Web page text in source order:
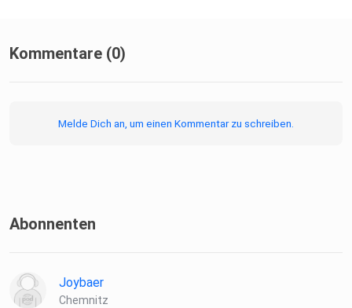
Kommentare (0)
Melde Dich an, um einen Kommentar zu schreiben.
Abonnenten
Joybaer
Chemnitz